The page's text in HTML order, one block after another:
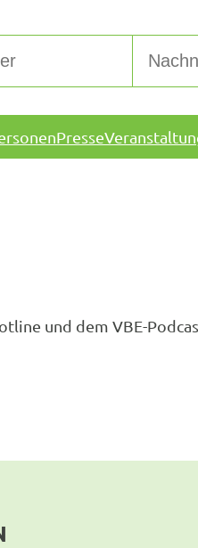
Presse
und dem VBE-